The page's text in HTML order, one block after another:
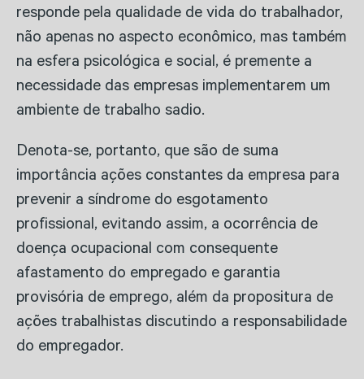
responde pela qualidade de vida do trabalhador,
não apenas no aspecto econômico, mas também
na esfera psicológica e social, é premente a
necessidade das empresas implementarem um
ambiente de trabalho sadio.
Denota-se, portanto, que são de suma
importância ações constantes da empresa para
prevenir a síndrome do esgotamento
profissional, evitando assim, a ocorrência de
doença ocupacional com consequente
afastamento do empregado e garantia
provisória de emprego, além da propositura de
ações trabalhistas discutindo a responsabilidade
do empregador.